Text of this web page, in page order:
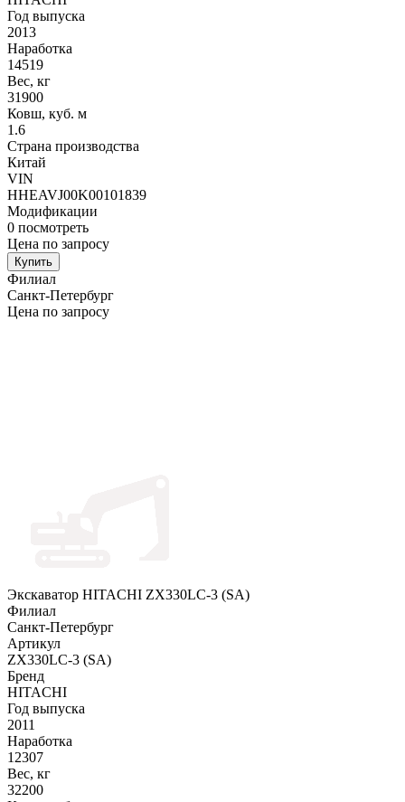
Год выпуска
2013
Наработка
14519
Вес, кг
31900
Ковш, куб. м
1.6
Страна производства
Китай
VIN
HHEAVJ00K00101839
Модификации
0 посмотреть
Цена по запросу
Купить
Филиал
Санкт-Петербург
Цена по запросу
Экскаватор HITACHI ZX330LC-3 (SA)
Филиал
Санкт-Петербург
Артикул
ZX330LC-3 (SA)
Бренд
HITACHI
Год выпуска
2011
Наработка
12307
Вес, кг
32200